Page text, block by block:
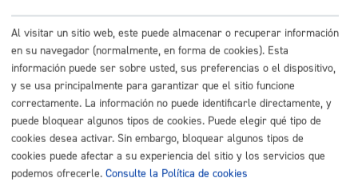
Listado completo de Trámites
Busco vivienda, garaje, local
Cesión de uso de locales municipales
* Online con certificado
electrónico
ONLINE
PRESENCIAL
Al visitar un sitio web, este puede almacenar o recuperar información
en su navegador (normalmente, en forma de cookies). Esta
información puede ser sobre usted, sus preferencias o el dispositivo,
y se usa principalmente para garantizar que el sitio funcione
correctamente. La información no puede identificarle directamente, y
puede bloquear algunos tipos de cookies. Puede elegir qué tipo de
cookies desea activar. Sin embargo, bloquear algunos tipos de
cookies puede afectar a su experiencia del sitio y los servicios que
podemos ofrecerle. Consulte la Política de cookies